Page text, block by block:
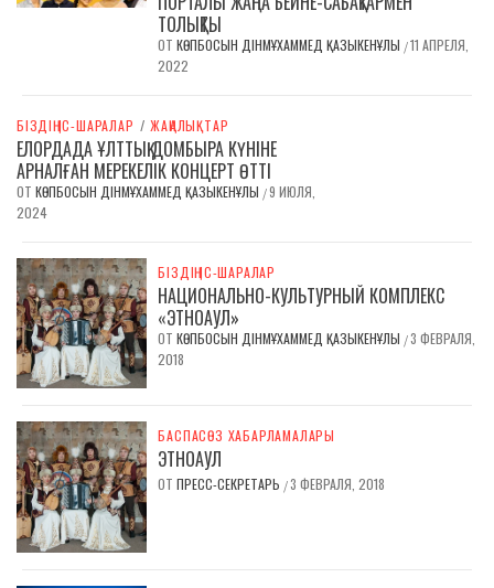
ТОЛЫҚТЫ
ОТ КӨПБОСЫН ДІНМҰХАММЕД ҚАЗЫКЕНҰЛЫ /11 АПРЕЛЯ,
2022
БІЗДІҢ ІС-ШАРАЛАР / ЖАҢАЛЫҚТАР
ЕЛОРДАДА ҰЛТТЫҚ ДОМБЫРА КҮНІНЕ
АРНАЛҒАН МЕРЕКЕЛІК КОНЦЕРТ ӨТТІ
ОТ КӨПБОСЫН ДІНМҰХАММЕД ҚАЗЫКЕНҰЛЫ /9 ИЮЛЯ,
2024
БІЗДІҢ ІС-ШАРАЛАР
НАЦИОНАЛЬНО-КУЛЬТУРНЫЙ КОМПЛЕКС
«ЭТНОАУЛ»
ОТ КӨПБОСЫН ДІНМҰХАММЕД ҚАЗЫКЕНҰЛЫ /3 ФЕВРАЛЯ,
2018
БАСПАСӨЗ ХАБАРЛАМАЛАРЫ
ЭТНОАУЛ
ОТ ПРЕСС-СЕКРЕТАРЬ /3 ФЕВРАЛЯ, 2018